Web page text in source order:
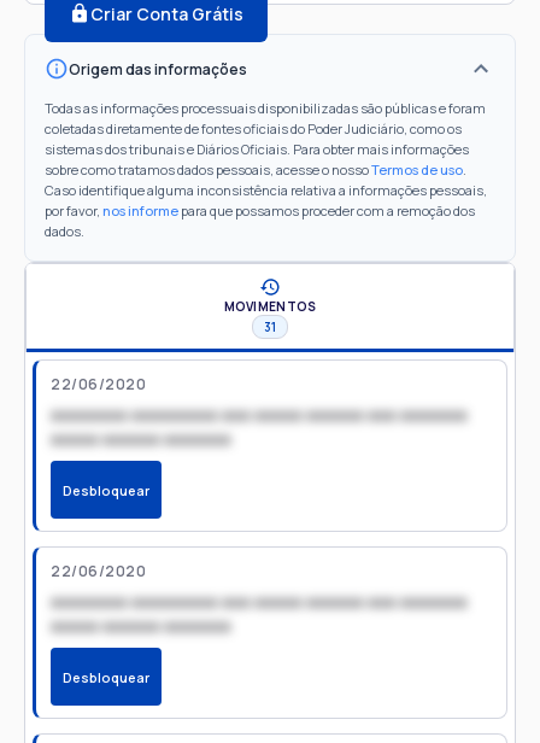
Criar Conta Grátis
Origem das informações
Todas as informações processuais disponibilizadas são públicas e foram
coletadas diretamente de fontes oficiais do Poder Judiciário, como os
sistemas dos tribunais e Diários Oficiais. Para obter mais informações
sobre como tratamos dados pessoais, acesse o nossoTermos de uso.
Caso identifique alguma inconsistência relativa a informações pessoais,
por favor, nos informe para que possamos proceder com a remoção dos
dados.
MOVIMENTOS
31
22/06/2020
xxxxxxxx xxxxxxxxx xxx xxxxx xxxxxx xxx xxxxxxx
xxxxx xxxxxx xxxxxxx
Desbloquear
22/06/2020
xxxxxxxx xxxxxxxxx xxx xxxxx xxxxxx xxx xxxxxxx
xxxxx xxxxxx xxxxxxx
Desbloquear